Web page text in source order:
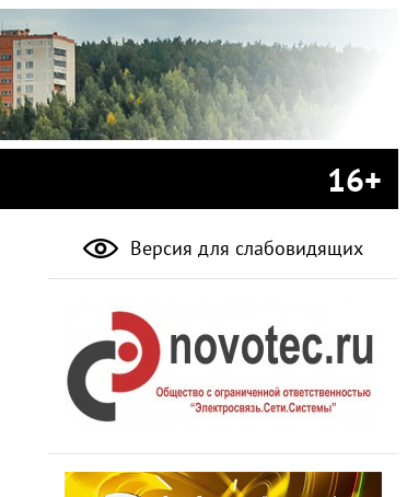
16+
Версия для слабовидящих